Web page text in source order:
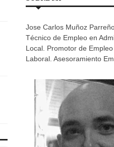
Jose Carlos Muñoz
Técnico de Empleo en
Local. Promotor de
Laboral. Asesoramiento